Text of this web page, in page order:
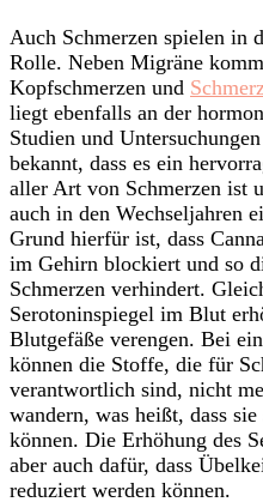
Auch Schmerzen spielen in
Rolle. Neben Migräne
Kopfschmerzen und
liegt ebenfalls an der
Studien und
bekannt, dass es ein
aller Art von Schmerzen ist
auch in den Wechseljahren
Grund hierfür ist, dass
im Gehirn blockiert und so
Schmerzen verhindert.
Serotoninspiegel im Blut
Blutgefäße verengen. Bei
können die Stoffe, die für
verantwortlich sind, nicht
wandern, was heißt, dass
können. Die Erhöhung des
aber auch dafür, dass
reduziert werden können.